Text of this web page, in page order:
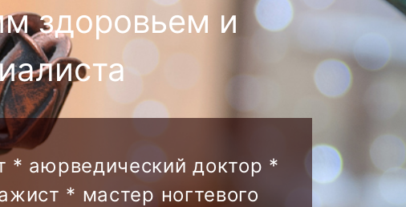
здоровьем и
* аюрведический доктор *
* мастер ногтевого